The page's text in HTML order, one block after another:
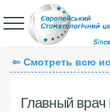
⇐ Смотреть всю
Главный врач